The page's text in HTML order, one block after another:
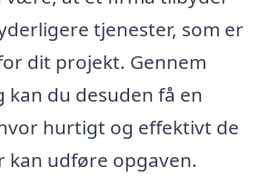
tjenester, som er
dit projekt. Gennem
kan du desuden få en
hurtigt og effektivt de
kan udføre opgaven.